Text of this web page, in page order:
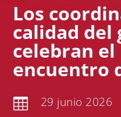
Los
calidad del
celebran
encuentro
 29 junio 2026